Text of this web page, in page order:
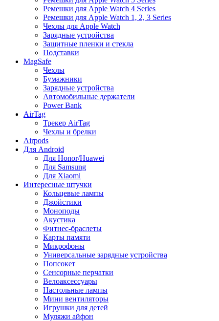
Ремешки для Apple Watch 4 Series
Ремешки для Apple Watch 1, 2, 3 Series
Чехлы для Apple Watch
Зарядные устройства
Защитные пленки и стекла
Подставки
MagSafe
Чехлы
Бумажники
Зарядные устройства
Автомобильные держатели
Power Bank
AirTag
Трекер AirTag
Чехлы и брелки
Airpods
Для Android
Для Honor/Huawei
Для Samsung
Для Xiaomi
Интересные штучки
Кольцевые лампы
Джойстики
Моноподы
Акустика
Фитнес-браслеты
Карты памяти
Микрофоны
Универсальные зарядные устройства
Попсокет
Сенсорные перчатки
Велоаксессуары
Настольные лампы
Мини вентиляторы
Игрушки для детей
Муляжи айфон